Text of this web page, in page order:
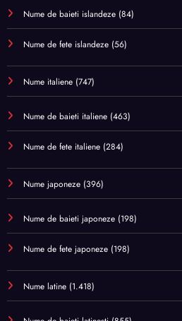
Nume de baieti islandeze (84)
Nume de fete islandeze (56)
Nume italiene (747)
Nume de baieti italiene (463)
Nume de fete italiene (284)
Nume japoneze (396)
Nume de baieti japoneze (198)
Nume de fete japoneze (198)
Nume latine (1.418)